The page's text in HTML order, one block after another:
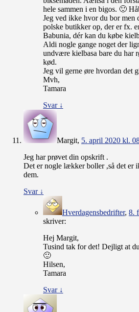
hele sammen i en bigos. 🙂
Jeg ved ikke hvor du bor men
polske butikker op, der er fx.
Babunia, dér kan du købe
Aldi nogle gange noget der
undvære kielbasa bare du har
kød.
Jeg vil gerne øre hvordan det
Mvh,
Tamara
Svar ↓
Margit, 5. april 2020 kl.
Jeg har prøvet din opskrift .
Det er nogle lækker boller ,så det er
dem.
Svar ↓
Hverdagensbedrifter, 8.
skriver:
Hej Margit,
Tusind tak for det! Dejligt at
🙂
Hilsen,
Tamara
Svar ↓